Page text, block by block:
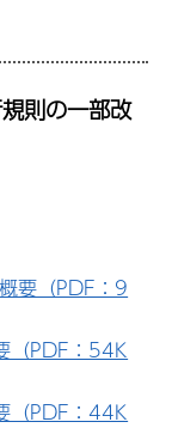
則の一部改
要（PDF：9
（PDF：54K
（PDF：44K